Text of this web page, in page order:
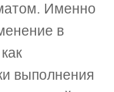
Именно
в
выполнения